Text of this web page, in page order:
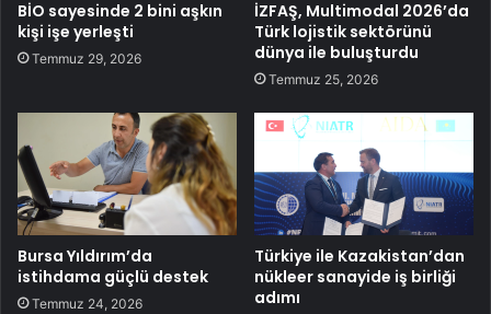
BİO sayesinde 2 bini aşkın
kişi işe yerleşti
Temmuz 29, 2026
İZFAŞ, Multimodal 2026’da
Türk lojistik sektörünü
dünya ile buluşturdu
Temmuz 25, 2026
Bursa Yıldırım’da
istihdama güçlü destek
Temmuz 24, 2026
Türkiye ile Kazakistan’dan
nükleer sanayide iş birliği
adımı